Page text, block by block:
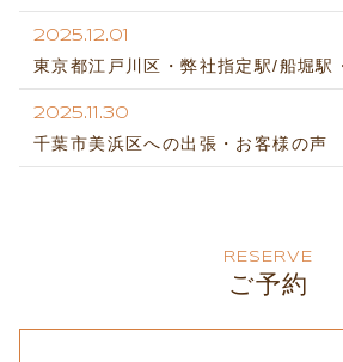
2025.12.01
東京都江戸川区・弊社指定駅/船堀駅
2025.11.30
千葉市美浜区への出張・お客様の声
RESERVE
ご予約